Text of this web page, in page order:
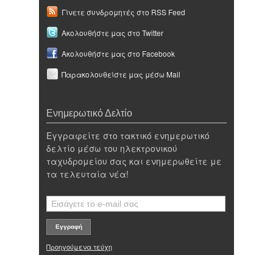
Γίνετε συνδρομητές στο RSS Feed
Ακολουθήστε μας στο Twitter
Ακολουθήστε μας στο Facebook
Παρακολουθείστε μας μέσω Mail
Ενημερωτικό Δελτίο
Εγγραφείτε στο τακτικό ενημερωτικό
δελτίο μέσω του ηλεκτρονικού
ταχυδρομείου σας και ενημερωθείτε με
τα τελευταία νέα!
Προηγούμενα τεύχη